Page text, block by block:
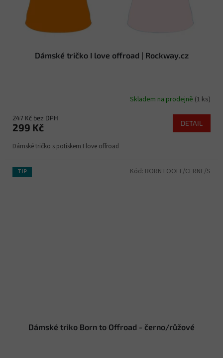
Dámské tričko I love offroad | Rockway.cz
Skladem na prodejně (1 ks)
247 Kč bez DPH
299 Kč DETAIL
Dámské tričko s potiskem I love offroad
TIP
Dámské triko Born to Offroad - černo/růžové
Kód: BORNTOOFF/CERNE/S